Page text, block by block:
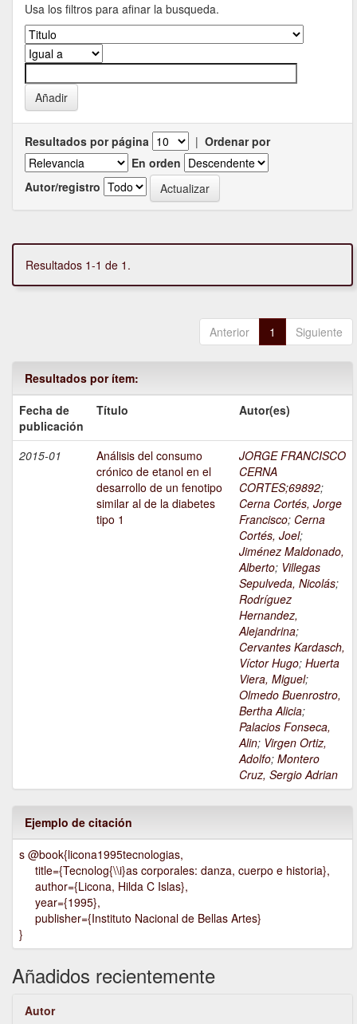
Usa los filtros para afinar la busqueda.
Resultados por página | Ordenar por
En orden
Autor/registro
Resultados 1-1 de 1.
Anterior 1 Siguiente
Resultados por ítem:
Fecha de
publicación
Título Autor(es)
2015-01
Análisis del consumo
crónico de etanol en el
desarrollo de un fenotipo
similar al de la diabetes
tipo 1
JORGE FRANCISCO
CERNA
CORTES;69892;
Cerna Cortés, Jorge
Francisco; Cerna
Cortés, Joel;
Jiménez Maldonado,
Alberto; Villegas
Sepulveda, Nicolás;
Rodríguez
Hernandez,
Alejandrina;
Cervantes Kardasch,
Víctor Hugo; Huerta
Viera, Miguel;
Olmedo Buenrostro,
Bertha Alicia;
Palacios Fonseca,
Alin; Virgen Ortiz,
Adolfo; Montero
Cruz, Sergio Adrian
Ejemplo de citación
s @book{licona1995tecnologias,
title={Tecnolog{\\i}as corporales: danza, cuerpo e historia},
author={Licona, Hilda C Islas},
year={1995},
publisher={Instituto Nacional de Bellas Artes}
}
Añadidos recientemente
Autor